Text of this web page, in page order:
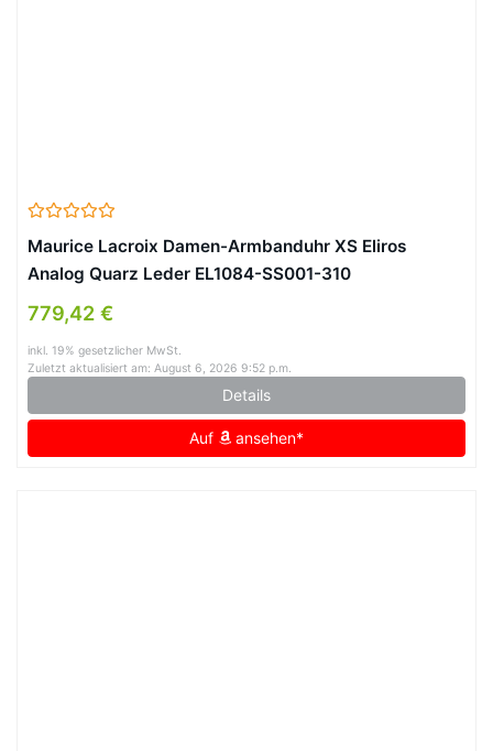
Maurice Lacroix Damen-Armbanduhr XS Eliros
Analog Quarz Leder EL1084-SS001-310
779,42 €
inkl. 19% gesetzlicher MwSt.
Zuletzt aktualisiert am: August 6, 2026 9:52 p.m.
Details
Auf ansehen*